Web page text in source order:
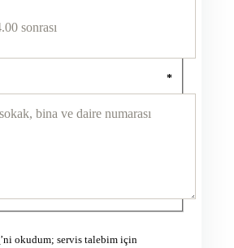
*
’ni okudum; servis talebim için